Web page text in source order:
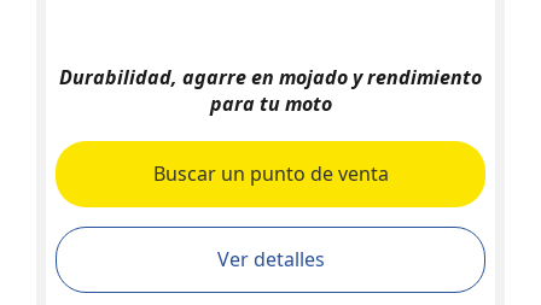
Durabilidad, agarre en mojado y rendimiento
para tu moto
Buscar un punto de venta
Ver detalles